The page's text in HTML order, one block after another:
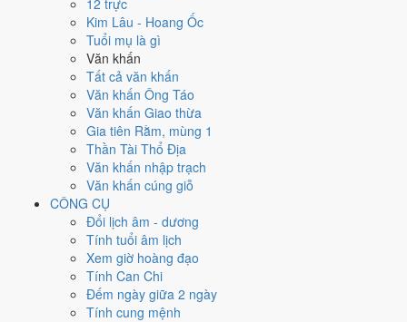
Kim Lâu - Hoang Ốc
Tuổi mụ là gì
Văn khấn
Tất cả văn khấn
Văn khấn Ông Táo
Văn khấn Giao thừa
Gia tiên Rằm, mùng 1
Thần Tài Thổ Địa
Văn khấn nhập trạch
Văn khấn cúng giỗ
CÔNG CỤ
Đổi lịch âm - dương
Tính tuổi âm lịch
Xem giờ hoàng đạo
Tính Can Chi
Đếm ngày giữa 2 ngày
Tính cung mệnh
việc gì?
Ngày 11/9/2026 đạt5.0/10trung bình cho 7 việc chính: cao nhất là
táng - chôn cất (8/10), thấp nhất là
Bình (ngày bình hòa, ổn định, không thiên hung cát) nhưng gặp Sao
Tư Mệnh hoàng đạo nên điểm từng việc chênh nhau như bảng dưới.
Cưới hỏi - đính hôn
Trung bình
Cưới hỏi - đính hôn hôm nay ở
Ngày Hoàng Đạo , nhưng Sao Quỷ kéo giảm điểm.
Cách tính ngày tốt
Khai trương - mở cửa hàng
Trung bình
Khai trương - mở cửa hàng hôm nay ở
nhờ hợp Ngày Hoàng Đạo
, nhưng Sao Quỷ kéo giảm điểm.
Cách tính ngày tốt